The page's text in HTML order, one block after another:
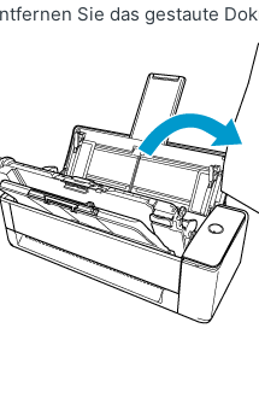
Sie das gestaute